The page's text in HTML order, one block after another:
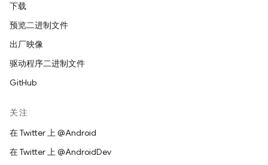
下载
预览二进制文件
出厂映像
驱动程序二进制文件
GitHub
关注
在 Twitter 上 @Android
在 Twitter 上 @AndroidDev